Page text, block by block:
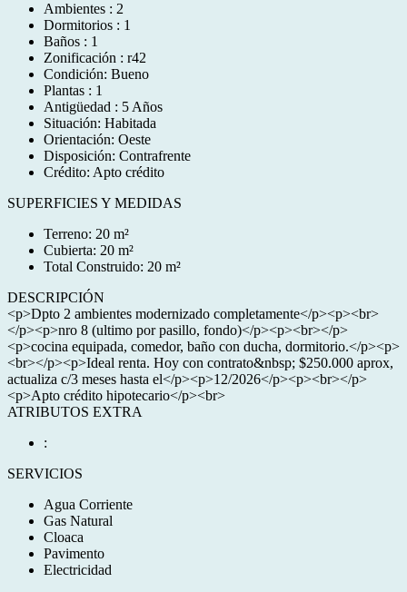
Ambientes : 2
Dormitorios : 1
Baños : 1
Zonificación : r42
Condición: Bueno
Plantas : 1
Antigüedad : 5 Años
Situación: Habitada
Orientación: Oeste
Disposición: Contrafrente
Crédito: Apto crédito
SUPERFICIES Y MEDIDAS
Terreno: 20 m²
Cubierta: 20 m²
Total Construido: 20 m²
DESCRIPCIÓN
<p>Dpto 2 ambientes modernizado completamente</p><p><br>
</p><p>nro 8 (ultimo por pasillo, fondo)</p><p><br></p>
<p>cocina equipada, comedor, baño con ducha, dormitorio.</p><p>
<br></p><p>Ideal renta. Hoy con contrato&nbsp; $250.000 aprox,
actualiza c/3 meses hasta el</p><p>12/2026</p><p><br></p>
<p>Apto crédito hipotecario</p><br>
ATRIBUTOS EXTRA
:
SERVICIOS
Agua Corriente
Gas Natural
Cloaca
Pavimento
Electricidad